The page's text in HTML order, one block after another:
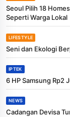
Seoul Pilih 18
Seperti Warga Lokal
LIFESTYLE
Seni dan Ekologi
IPTEK
6 HP Samsung Rp2
NEWS
Cadangan Devisa